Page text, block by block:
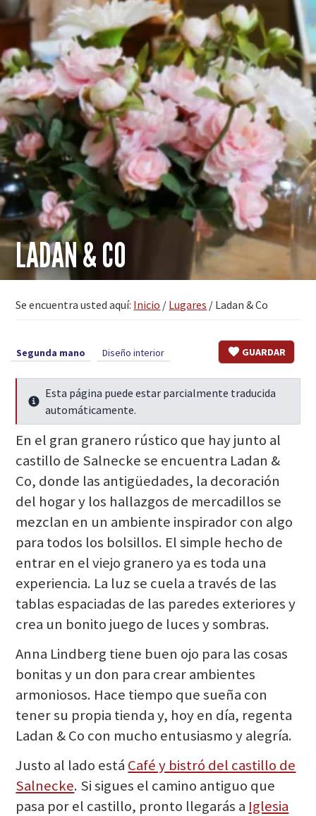
LADAN & CO
Se encuentra usted aquí: Inicio / Lugares / Ladan & Co
GUARDAR
Segunda mano Diseño interior
Seguir leyendo
Esta página puede estar parcialmente traducida
automáticamente.
En el gran granero rústico que hay junto al
castillo de Salnecke se encuentra Ladan &
Co, donde las antigüedades, la decoración
del hogar y los hallazgos de mercadillos se
mezclan en un ambiente inspirador con algo
para todos los bolsillos. El simple hecho de
entrar en el viejo granero ya es toda una
experiencia. La luz se cuela a través de las
tablas espaciadas de las paredes exteriores y
crea un bonito juego de luces y sombras.
Anna Lindberg tiene buen ojo para las cosas
bonitas y un don para crear ambientes
armoniosos. Hace tiempo que sueña con
tener su propia tienda y, hoy en día, regenta
Ladan & Co con mucho entusiasmo y alegría.
Justo al lado está Café y bistró del castillo de
Salnecke. Si sigues el camino antiguo que
pasa por el castillo, pronto llegarás a Iglesia